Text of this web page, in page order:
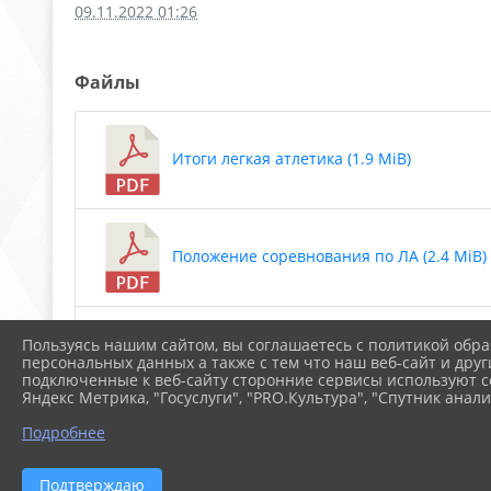
09.11.2022 01:26
Файлы
Итоги легкая атлетика (1.9 MiB)
Положение соревнования по ЛА (2.4 MiB)
План ФОСМР на 2022-2023 учебный год
Пользуясь нашим сайтом, вы соглашаетесь с политикой
персональных данных а также с тем что наш веб-сайт и
подключенные к веб-сайту сторонние сервисы используют
Яндекс Метрика, "Госуслуги", "PRO.Культура", "Спутник
Подробнее
Подтверждаю